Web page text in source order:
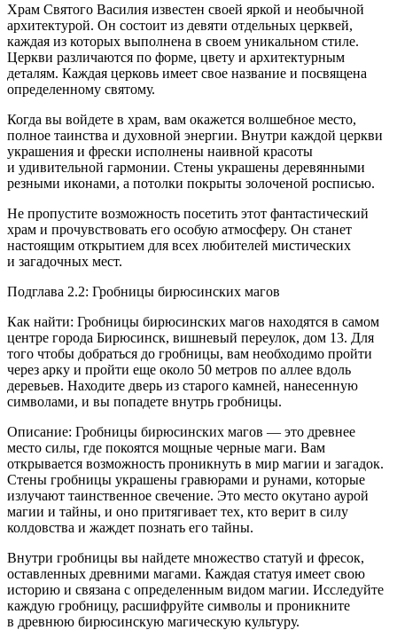
Храм Святого Василия известен своей яркой и необычной
архитектурой. Он состоит из девяти отдельных церквей,
каждая из которых выполнена в своем уникальном стиле.
Церкви различаются по форме, цвету и архитектурным
деталям. Каждая церковь имеет свое название и посвящена
определенному святому.
Когда вы войдете в храм, вам окажется волшебное место,
полное таинства и духовной энергии. Внутри каждой церкви
украшения и фрески исполнены наивной красоты
и удивительной гармонии. Стены украшены деревянными
резными иконами, а потолки покрыты золоченой росписью.
Не пропустите возможность посетить этот фантастический
храм и прочувствовать его особую атмосферу. Он станет
настоящим открытием для всех любителей мистических
и загадочных мест.
Подглава 2.2: Гробницы бирюсинских магов
Как найти: Гробницы бирюсинских магов находятся в самом
центре города Бирюсинск, вишневый переулок, дом 13. Для
того чтобы добраться до гробницы, вам необходимо пройти
через арку и пройти еще около 50 метров по аллее вдоль
деревьев. Находите дверь из старого камней, нанесенную
символами, и вы попадете внутрь гробницы.
Описание: Гробницы бирюсинских магов — это древнее
место силы, где покоятся мощные черные маги. Вам
открывается возможность проникнуть в мир магии и загадок.
Стены гробницы украшены гравюрами и рунами, которые
излучают таинственное свечение. Это место окутано аурой
магии и тайны, и оно притягивает тех, кто верит в силу
колдовства и жаждет познать его тайны.
Внутри гробницы вы найдете множество статуй и фресок,
оставленных древними магами. Каждая статуя имеет свою
историю и связана с определенным видом магии. Исследуйте
каждую гробницу, расшифруйте символы и проникните
в древнюю бирюсинскую магическую культуру.